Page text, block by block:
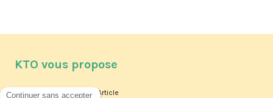
KTO vous propose
Article